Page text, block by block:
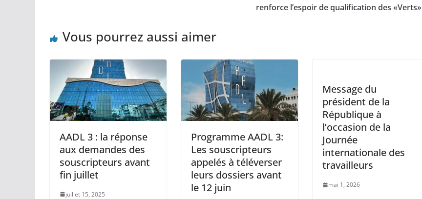
renforce l’espoir de qualification des «Verts»
Vous pourrez aussi aimer
AADL 3 : la réponse
aux demandes des
souscripteurs avant
fin juillet
juillet 15, 2025
Programme AADL 3:
Les souscripteurs
appelés à téléverser
leurs dossiers avant
le 12 juin
Message du
président de la
République à
l’occasion de la
Journée
internationale des
travailleurs
mai 1, 2026